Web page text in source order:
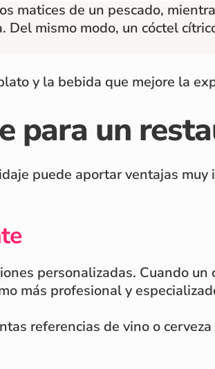
matices de un pescado,
mismo modo, un cóctel
y la bebida que mejore la
para un
puede aportar ventajas
personalizadas. Cuando
más profesional y
referencias de vino o